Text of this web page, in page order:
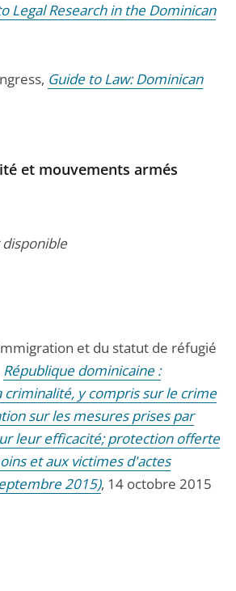
Legal Research in the Dominican
Guide to Law: Dominican
et mouvements armés
et du statut de réfugié
République dominicaine :
y compris sur le crime
sur les mesures prises par
leur efficacité; protection offerte
et aux victimes d'actes
2015), 14 octobre 2015